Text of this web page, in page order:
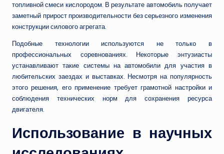
топливной смеси кислородом. В результате автомобиль получает
заметный прирост производительности без серьезного изменения
конструкции силового агрегата.
Подобные технологии используются не только в
профессиональных соревнованиях. Некоторые энтузиасты
устанавливают такие системы на автомобили для участия в
любительских заездах и выставках. Несмотря на популярность
этого решения, его применение требует грамотной настройки и
соблюдения технических норм для сохранения ресурса
двигателя.
Использование в научных